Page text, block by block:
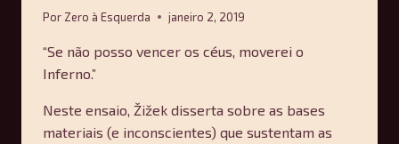
Por Zero à Esquerda janeiro 2, 2019
“Se não posso vencer os céus, moverei o
Inferno.”
Neste ensaio, Žižek disserta sobre as bases
materiais (e inconscientes) que sustentam as